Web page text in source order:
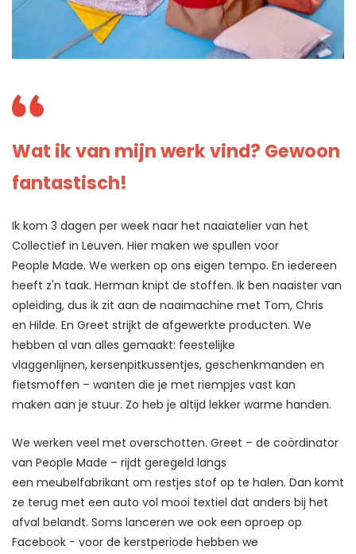
Wat ik van mijn werk vind? Gewoon
fantastisch!
Ik kom 3 dagen per week naar het naaiatelier van het
Collectief in Leuven. Hier maken we spullen voor
People Made. We werken op ons eigen tempo. En iedereen
heeft z'n taak. Herman knipt de stoffen. Ik ben naaister van
opleiding, dus ik zit aan de naaimachine met Tom, Chris
en Hilde. En Greet strijkt de afgewerkte producten. We
hebben al van alles gemaakt: feestelijke
vlaggenlijnen, kersenpitkussentjes, geschenkmanden en
fietsmoffen – wanten die je met riempjes vast kan
maken aan je stuur. Zo heb je altijd lekker warme handen.
We werken veel met overschotten. Greet – de coördinator
van People Made – rijdt geregeld langs
een meubelfabrikant om restjes stof op te halen. Dan komt
ze terug met een auto vol mooi textiel dat anders bij het
afval belandt. Soms lanceren we ook een oproep op
Facebook − voor de kerstperiode hebben we